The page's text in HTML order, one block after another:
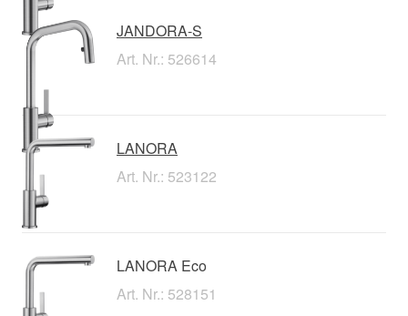
JANDORA-S
Art. Nr.: 526614
LANORA
Art. Nr.: 523122
LANORA Eco
Art. Nr.: 528151